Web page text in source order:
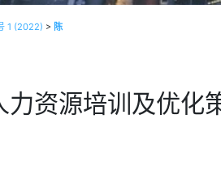
1 (2022) > 陈
力资源培训及优化